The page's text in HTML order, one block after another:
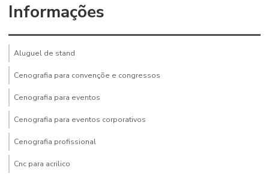
Informações
Aluguel de stand
Cenografia para convençõe e congressos
Cenografia para eventos
Cenografia para eventos corporativos
Cenografia profissional
Cnc para acrilico